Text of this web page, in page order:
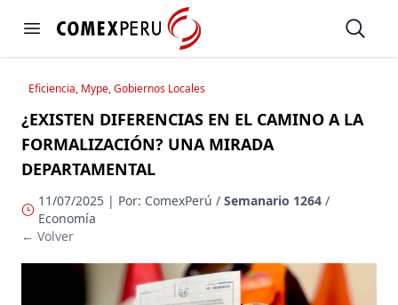
Open menu
https://www.comexperu.org.pe Open
Eficiencia, Mype, Gobiernos Locales
¿EXISTEN DIFERENCIAS EN EL CAMINO A LA
FORMALIZACIÓN? UNA MIRADA
DEPARTAMENTAL
11/07/2025 | Por: ComexPerú /Semanario 1264 /
Economía
← Volver